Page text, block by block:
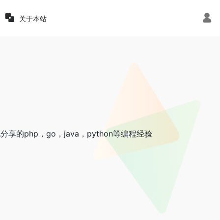
关于本站
享的php，go，java，python等编程经验